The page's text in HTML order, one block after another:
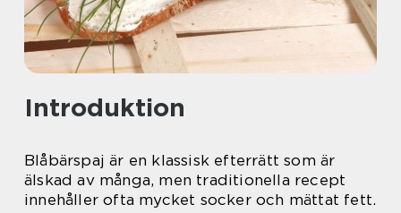
Introduktion
Blåbärspaj är en klassisk efterrätt som är
älskad av många, men traditionella recept
innehåller ofta mycket socker och mättat fett.